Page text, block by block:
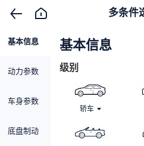
多条件
基本信息
动力参数
车身参数
底盘制动
基本信息
级别
轿车